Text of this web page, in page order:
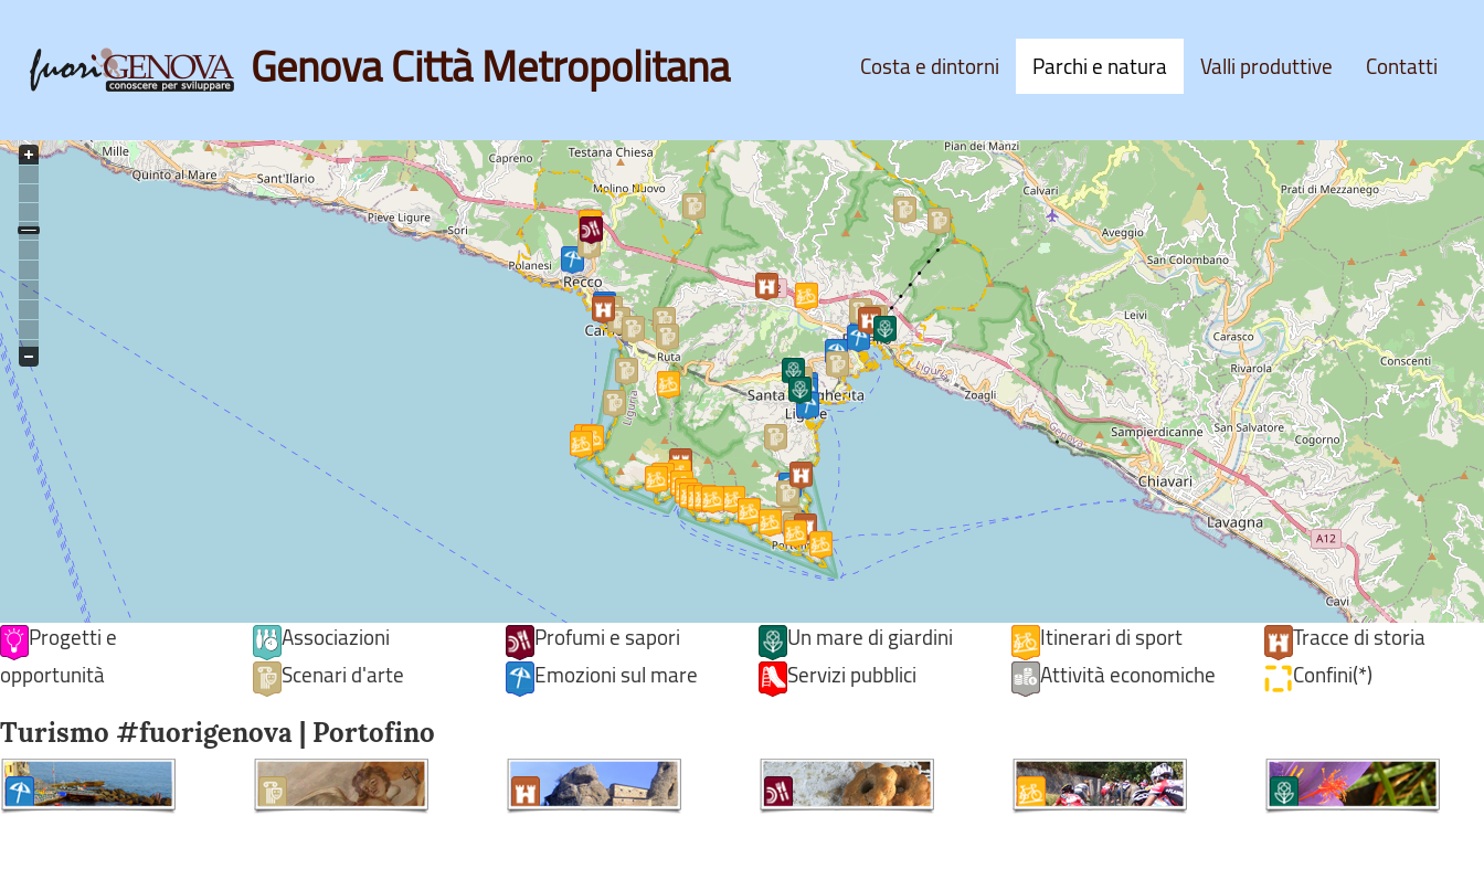
Skip
main
content
Genova Città Metropolitana Costa e dintorni Parchi e natura Valli produttive Contatti
Progetti e
opportunità
Associazioni Profumi e sapori Un mare di giardini Itinerari di sport
Tracce di storia
Scenari d'arte
Emozioni sul mare Servizi pubblici Attività economiche Confini(*)
Turismo #fuorigenova | Portofino